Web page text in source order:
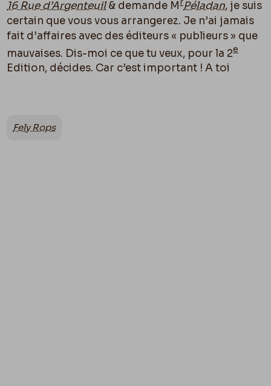
16 Rue d’Argenteuil& demande M Péladan, je suis
certain que vous vous arrangerez. Je n’ai jamais
fait d’affaires avec des éditeurs « publieurs » que
mauvaises. Dis-moi ce que tu veux, pour la 2e
Edition, décides. Car c’est important ! A toi
Fely Rops